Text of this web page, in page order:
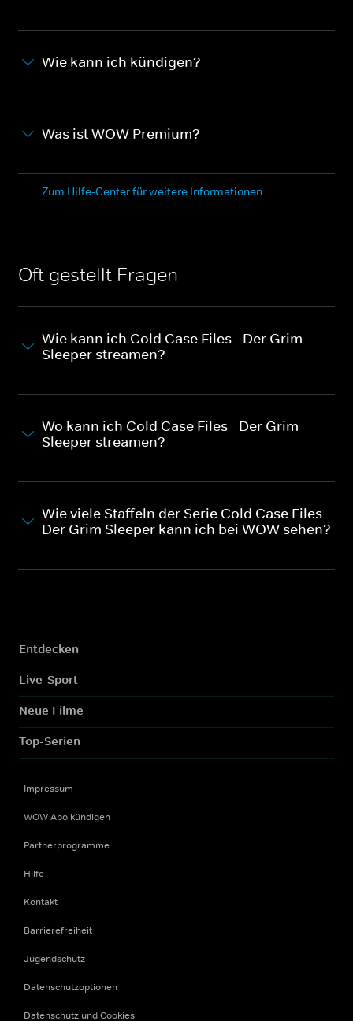
Wie kann ich kündigen?
Was ist WOW Premium?
Zum Hilfe-Center für weitere Informationen
Oft gestellt Fragen
Wie kann ich Cold Case Files - Der Grim
Sleeper streamen?
Wo kann ich Cold Case Files - Der Grim
Sleeper streamen?
Wie viele Staffeln der Serie Cold Case Files -
Der Grim Sleeper kann ich bei WOW sehen?
Entdecken
Live-Sport
Neue Filme
Top-Serien
Impressum
WOW Abo kündigen
Partnerprogramme
Hilfe
Kontakt
Barrierefreiheit
Jugendschutz
Datenschutzoptionen
Datenschutz und Cookies